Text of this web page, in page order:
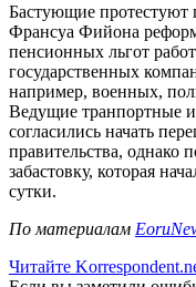
Бастующие протестуют
Франсуа Фийона
пенсионных льгот
государственных
например, военных,
Ведущие транпортные
согласились начать
правительства, однако
забастовку, которая
сутки.
По материалам
Читайте